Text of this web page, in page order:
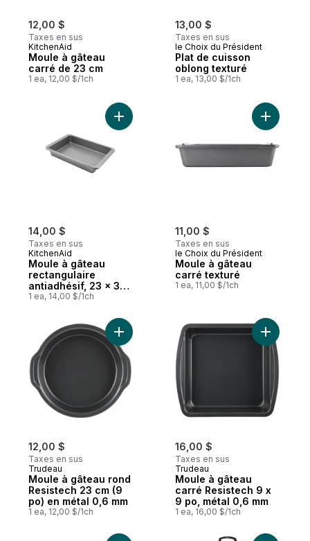
12,00 $
Taxes en sus
KitchenAid
Moule à gâteau
carré de 23 cm
1 ea, 12,00 $/1ch
13,00 $
Taxes en sus
le Choix du Président
Plat de cuisson
oblong texturé
1 ea, 13,00 $/1ch
14,00 $
Taxes en sus
KitchenAid
Moule à gâteau
rectangulaire
antiadhésif, 23 x 33
cm
1 ea, 14,00 $/1ch
Ajouter Moule à gâteau rectangulaire
11,00 $
Taxes en sus
le Choix du Président
Moule à gâteau
carré texturé
1 ea, 11,00 $/1ch
Ajouter
12,00 $
Taxes en sus
Trudeau
Moule à gâteau rond
Resistech 23 cm (9
po) en métal 0,6 mm
1 ea, 12,00 $/1ch
Ajouter Moule à gâteau rond Resistech
16,00 $
Taxes en sus
Trudeau
Moule à gâteau
carré Resistech 9 x
9 po, métal 0,6 mm
1 ea, 16,00 $/1ch
Ajouter